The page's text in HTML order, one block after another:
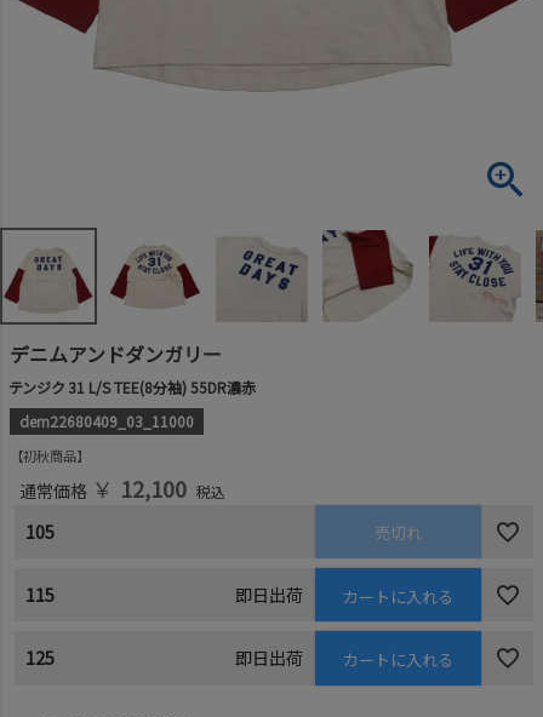
デニムアンドダンガリー
テンジク 31 L/S TEE(8分袖) 55DR濃赤
dem22680409_03_11000
初秋商品
通常価格 ￥ 12,100 税込
105 売切れ
115 即日出荷 カートに入れる
125 即日出荷 カートに入れる